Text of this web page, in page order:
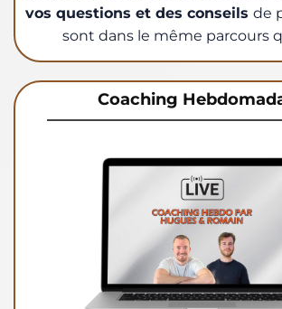
vos questions et des conseils de
sont dans le même parcours
Coaching